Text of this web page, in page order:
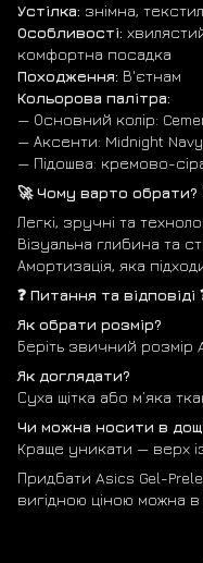
Устілка: знімна,
Особливості:
комфортна посадка
Походження: В'єтнам
Кольорова палітра:
— Основний колір:
— Аксенти: Midnight
— Підошва: кремово-
🚀 Чому варто обрати?
Легкі, зручні та
Візуальна глибина та
Амортизація, яка
❓ Питання та відповіді
Як обрати розмір?
Беріть звичний розмір
Як доглядати?
Суха щітка або м’яка
Чи можна носити в
Краще уникати — верх
Придбати Asics Gel-
вигідною ціною можна в